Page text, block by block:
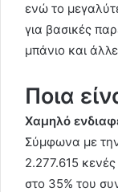
ενώ το
για βασικές
μπάνιο και
Ποια
Χαμηλό
Σύμφωνα με
2.277.615 κενές
στο 35% του